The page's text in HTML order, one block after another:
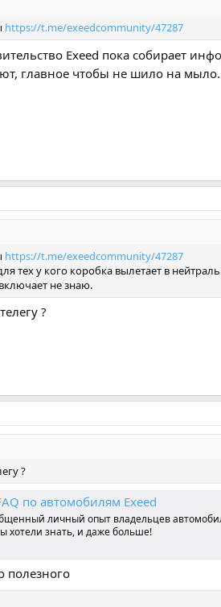
https://t.me/exeedcommunity/47287
Exeed пока собирает
главное чтобы не шило на
https://t.me/exeedcommunity/47287
тех у кого коробка вылетает в
не знаю.
?
?
по автомобилям Exeed
личный опыт владельцев
хотели знать, и даже больше!
полезного